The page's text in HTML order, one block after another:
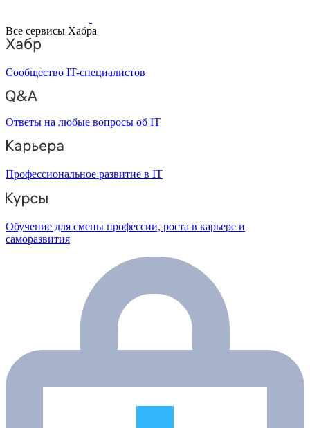
Все сервисы Хабра
Сообщество IT-специалистов
Ответы на любые вопросы об IT
Профессиональное развитие в IT
Обучение для смены профессии, роста в карьере и
саморазвития